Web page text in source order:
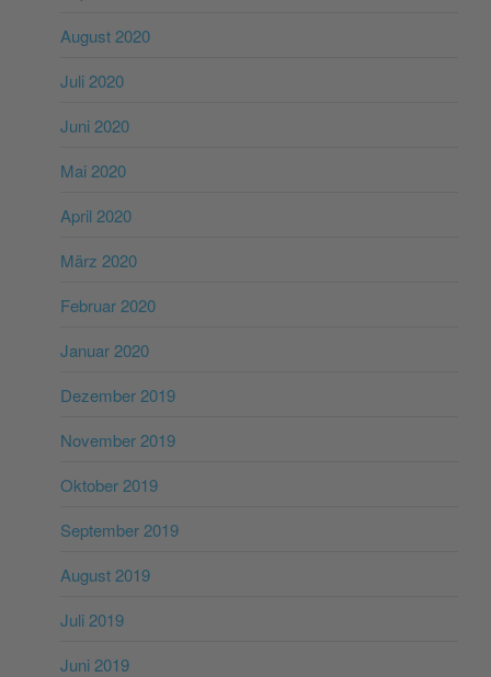
August 2020
Juli 2020
Juni 2020
Mai 2020
April 2020
März 2020
Februar 2020
Januar 2020
Dezember 2019
November 2019
Oktober 2019
September 2019
August 2019
Juli 2019
Juni 2019